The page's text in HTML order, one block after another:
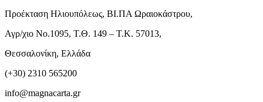
Προέκταση Ηλιουπόλεως, ΒΙ.ΠΑ Ωραιοκάστρου,
Αγρ/χιο Νο.1095, Τ.Θ. 149 – Τ.Κ. 57013,
Θεσσαλονίκη, Ελλάδα
(+30) 2310 565200
info@magnacarta.gr